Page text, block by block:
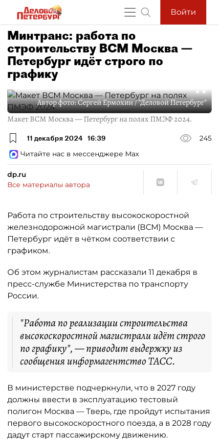
Войти
Минтранс: работа по
строительству ВСМ Москва —
Петербург идёт строго по
графику
Автор фото:Сергей Ермохин / "Деловой Петербург"
Макет ВСМ Москва — Петербург на полях ПМЭФ 2024.
11 декабря 2024 16:39
245
Читайте нас в мессенджере Max
dp.ru
Все материалы автора
Работа по строительству высокоскоростной
железнодорожной магистрали (ВСМ) Москва —
Петербург идёт в чётком соответствии с
графиком.
Об этом журналистам рассказали 11 декабря в
пресс-службе Министерства по транспорту
России.
"Работа по реализации строительства
высокоскоростной магистрали идёт строго
по графику", — приводит выдержку из
сообщения информагентство ТАСС.
В министерстве подчеркнули, что в 2027 году
должны ввести в эксплуатацию тестовый
полигон Москва — Тверь, где пройдут испытания
первого высокоскоростного поезда, а в 2028 году
дадут старт пассажирскому движению.